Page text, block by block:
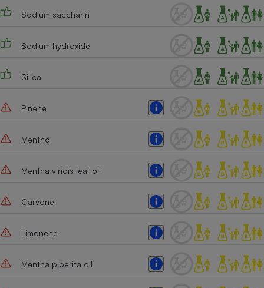
Sodium saccharin
Sodium hydroxide
Silica
Pinene
Menthol
Mentha viridis leaf oil
Carvone
Limonene
Mentha piperita oil